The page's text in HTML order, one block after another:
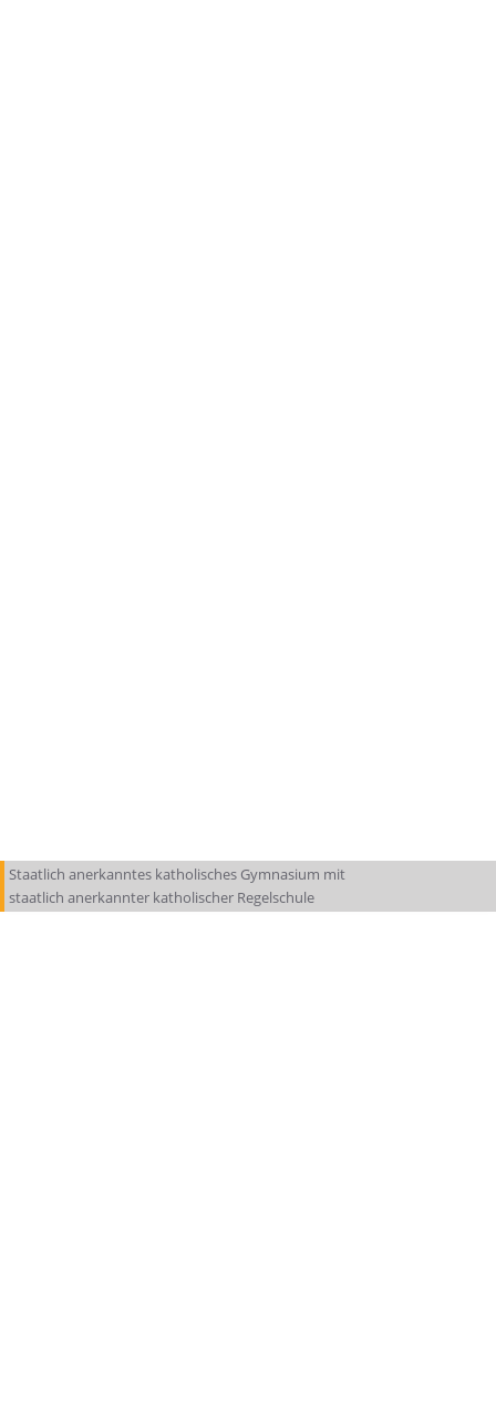
Staatlich anerkanntes katholisches Gymnasium mit
staatlich anerkannter katholischer Regelschule